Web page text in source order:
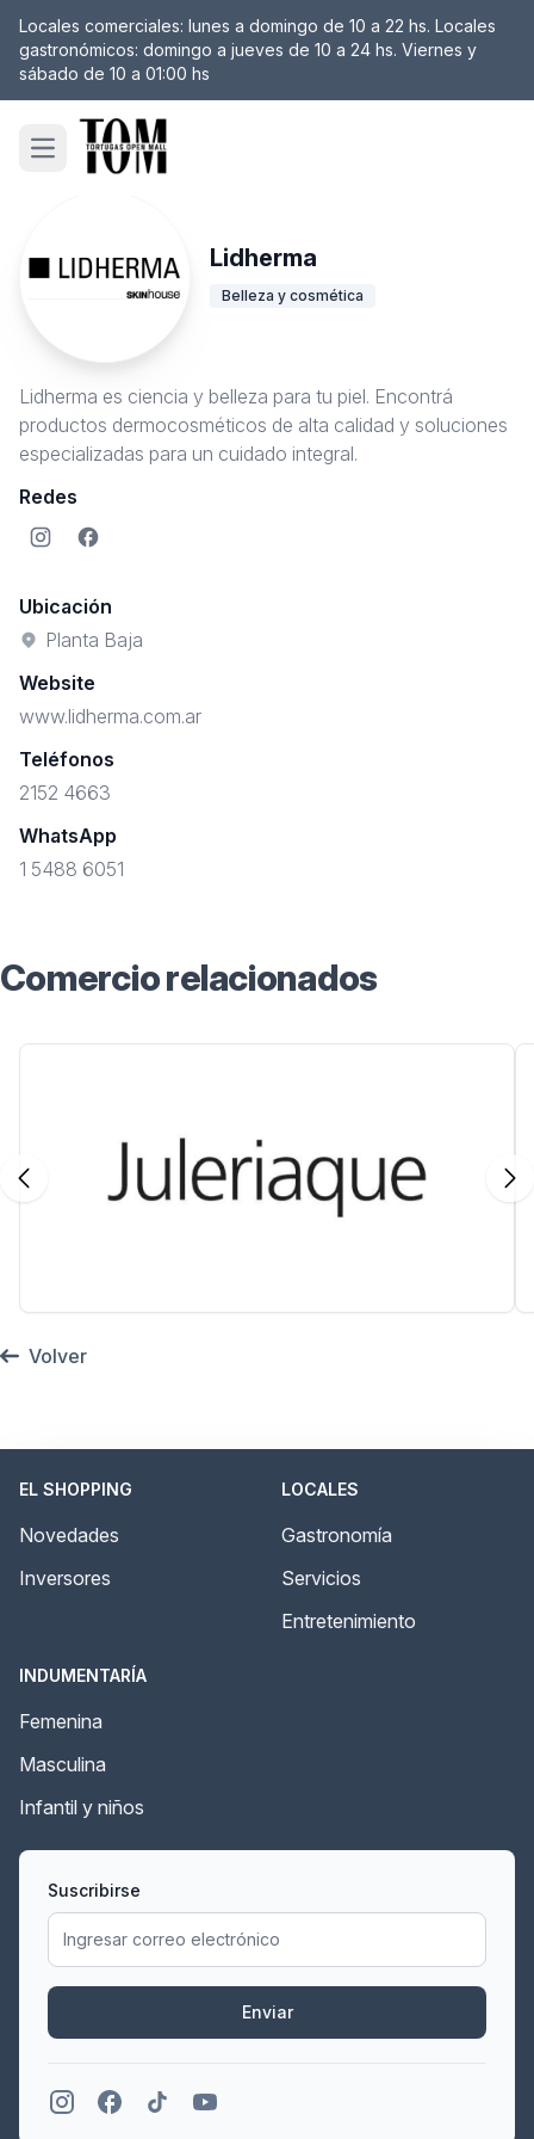
Locales comerciales: lunes a domingo de 10 a 22 hs. Locales
gastronómicos: domingo a jueves de 10 a 24 hs. Viernes y
sábado de 10 a 01:00 hs
Open main menu
Lidherma
Belleza y cosmética
Lidherma es ciencia y belleza para tu piel. Encontrá
productos dermocosméticos de alta calidad y soluciones
especializadas para un cuidado integral.
Redes
Ubicación
Planta Baja
Website
www.lidherma.com.ar
Teléfonos
2152 4663
WhatsApp
1 5488 6051
Comercio relacionados
Volver
EL SHOPPING
Novedades
Inversores
LOCALES
Gastronomía
Servicios
Entretenimiento
INDUMENTARÍA
Femenina
Masculina
Infantil y niños
Suscribirse
Enviar